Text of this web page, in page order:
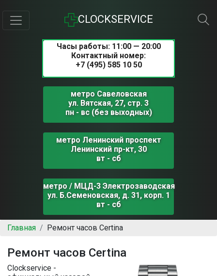
CLOCKSERVICE
Часы работы: 11:00 — 20:00
Контактный номер:
+7 (495) 585 10 50
метро Савеловская
ул. Вятская, 27, стр. 3
пн - вс (без выходных)
метро Ленинский проспект
Ленинский пр-кт, 30
вт - сб
метро / МЦД-3 Электрозаводская
ул. Б.Семеновская, д. 31, корп. 1
вт - сб
Главная Ремонт часов Certina
Ремонт часов Certina
Clockservice -